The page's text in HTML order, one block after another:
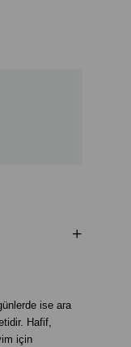
ise ara
Hafif,
için